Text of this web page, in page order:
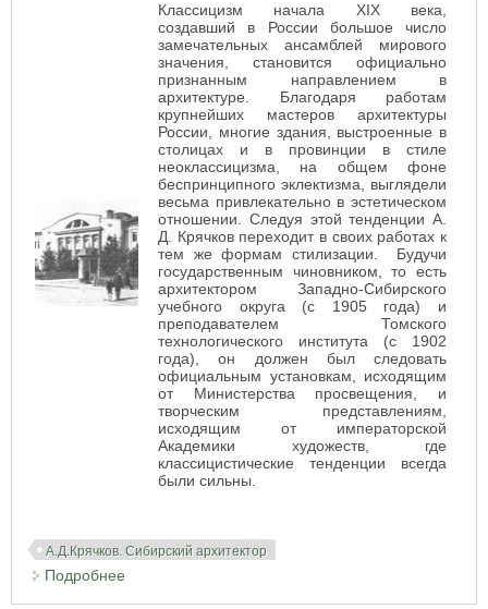
Классицизм начала XIX века,
создавший в России большое число
замечательных ансамблей мирового
значения, становится официально
признанным направлением в
архитектуре. Благодаря работам
крупнейших мастеров архитектуры
России, многие здания, выстроенные в
столицах и в провинции в стиле
неоклассицизма, на общем фоне
беспринципного эклектизма, выглядели
весьма привлекательно в эстетическом
отношении. Следуя этой тенденции А.
Д. Крячков переходит в своих работах к
тем же формам стилизации. Будучи
государственным чиновником, то есть
архитектором Западно-Сибирского
учебного округа (с 1905 года) и
преподавателем Томского
технологического института (с 1902
года), он должен был следовать
официальным установкам, исходящим
от Министерства просвещения, и
творческим представлениям,
исходящим от императорской
Академики художеств, где
классицистические тенденции всегда
были сильны.
А.Д.Крячков. Сибирский архитектор
Подробнее